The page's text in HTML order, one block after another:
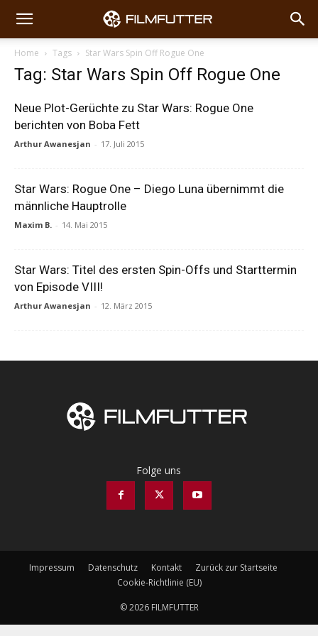
Home Tags Star Wars Spin Off Rogue One
Tag: Star Wars Spin Off Rogue One
Neue Plot-Gerüchte zu Star Wars: Rogue One
berichten von Boba Fett
Arthur Awanesjan - 17. Juli 2015
Star Wars: Rogue One – Diego Luna übernimmt die
männliche Hauptrolle
Maxim B. - 14. Mai 2015
Star Wars: Titel des ersten Spin-Offs und Starttermin
von Episode VIII!
Arthur Awanesjan - 12. März 2015
Folge uns
Impressum Datenschutz Kontakt
Zurück zur Startseite
Cookie-Richtlinie (EU)
© 2026 FILMFUTTER